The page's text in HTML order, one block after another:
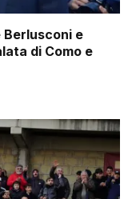
Berlusconi e
di Como e